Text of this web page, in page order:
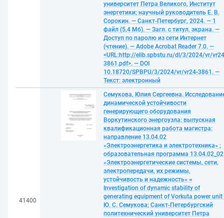
университет Петра Великого, Институт
энергетики; научный руководитель Е. В.
Сорокин. — Санкт-Петербург, 2024. — 1
файл (5,4 Мб). — Загл. с титул. экрана. —
Доступ по паролю из сети Интернет
(чтение). — Adobe Acrobat Reader 7.0. —
<URL:http://elib.spbstu.ru/dl/3/2024/vr/
3861.pdf>. — DOI
10.18720/SPBPU/3/2024/vr/vr24-3861. —
Текст: электронный
41400
Семукова, Юлия Сергеевна.
динамической устойчивости
генерирующего оборудования
Воркутинского энергоузла: выпускная
квалификационная работа магистра:
направление 13.04.02
«Электроэнергетика и электротехника» ;
образовательная программа 13.04.02_02
«Электроэнергетические системы, сети,
электропередачи, их режимы,
устойчивость и надежность» =
Investigation of dynamic stability of
generating equipment of Vorkuta power
Ю. С. Семукова; Санкт-Петербургский
политехнический университет Петра